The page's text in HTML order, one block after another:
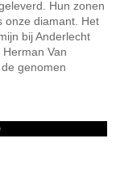
Hun zonen
onze diamant. Het
bij Anderlecht
Van
genomen